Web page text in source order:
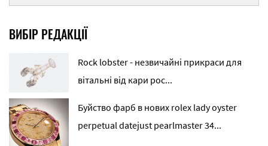
ВИБІР РЕДАКЦІЇ
Rock lobster - незвичайні прикраси для
вітальні від кари рос...
Буйство фарб в нових rolex lady oyster
perpetual datejust pearlmaster 34...